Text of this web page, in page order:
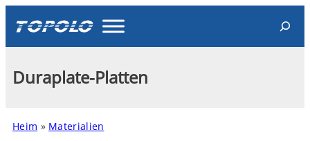
Search
Duraplate-Platten
Heim » Materialien